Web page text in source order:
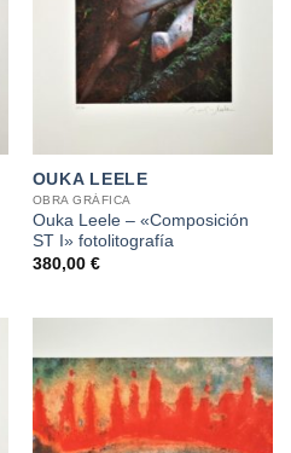
OUKA LEELE
OBRA GRÁFICA
Ouka Leele – «Composición
ST I» fotolitografía
380,00 €